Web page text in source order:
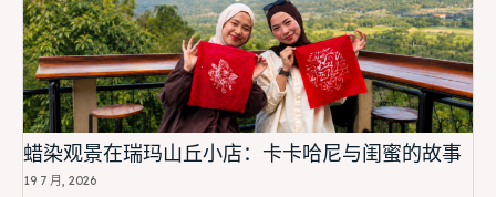
蜡染观景在瑞玛山丘小店：卡卡哈尼与闺蜜的故事
19 7 月, 2026